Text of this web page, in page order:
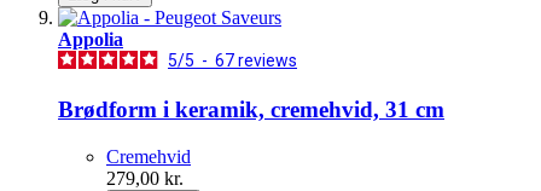
Appolia
5/5 - 67reviews
Brødform i keramik, cremehvid, 31 cm
Cremehvid
279,00 kr.